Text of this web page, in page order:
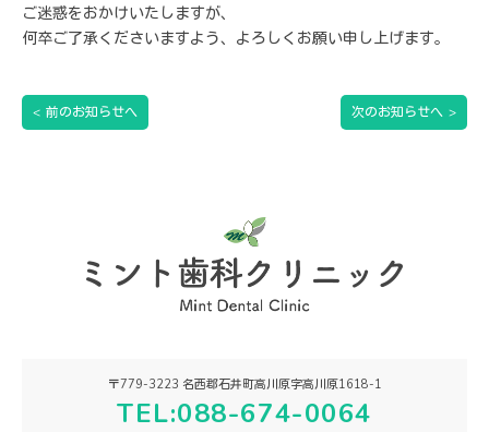
ご迷惑をおかけいたしますが、
何卒ご了承くださいますよう、よろしくお願い申し上げます。
< 前のお知らせへ 次のお知らせへ >
〒779-3223 名西郡石井町高川原字高川原1618-1
TEL:088-674-0064